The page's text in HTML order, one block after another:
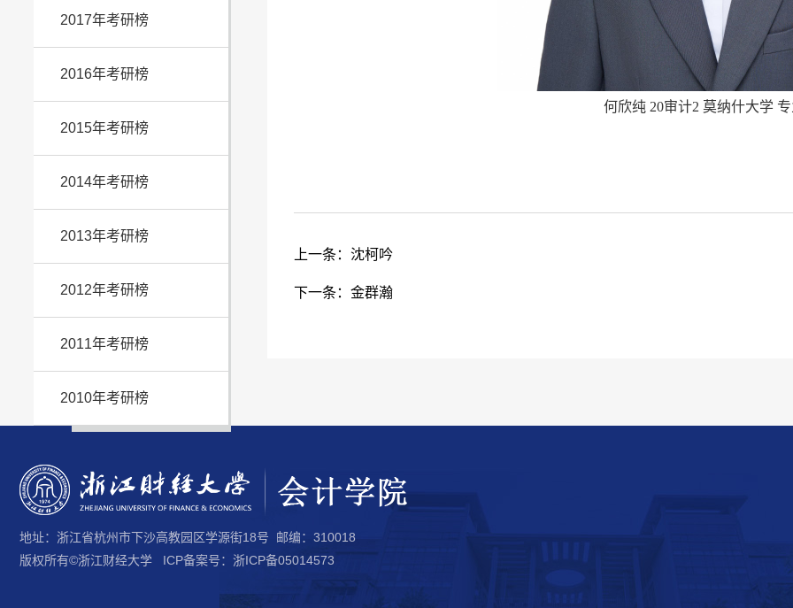
2017年考研榜
2016年考研榜
2015年考研榜
2014年考研榜
2013年考研榜
2012年考研榜
2011年考研榜
2010年考研榜
何欣纯 20审计2 莫纳什大学
上一条： 沈柯吟
下一条： 金群瀚
地址：浙江省杭州市下沙高教园区学源街18号 邮编：310018
版权所有©浙江财经大学 ICP备案号：浙ICP备05014573